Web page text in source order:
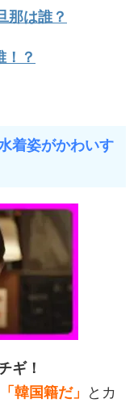
那は誰？
！？
着姿がかわいす
ギ！
「韓国籍だ」
とカ